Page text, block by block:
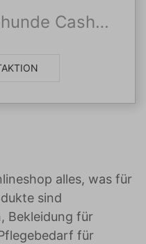
ShopBuddies Elbhunde Cashback
alles, was für
sind
Bekleidung für
für